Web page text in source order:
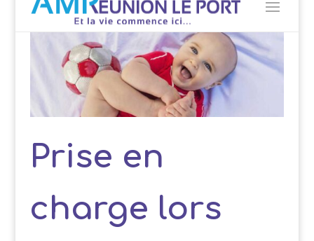
Prise en
charge lors